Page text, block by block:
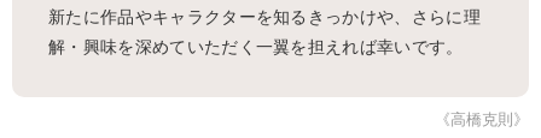
新たに作品やキャラクターを知るきっかけや、さらに理
解・興味を深めていただく一翼を担えれば幸いです。
《高橋克則》